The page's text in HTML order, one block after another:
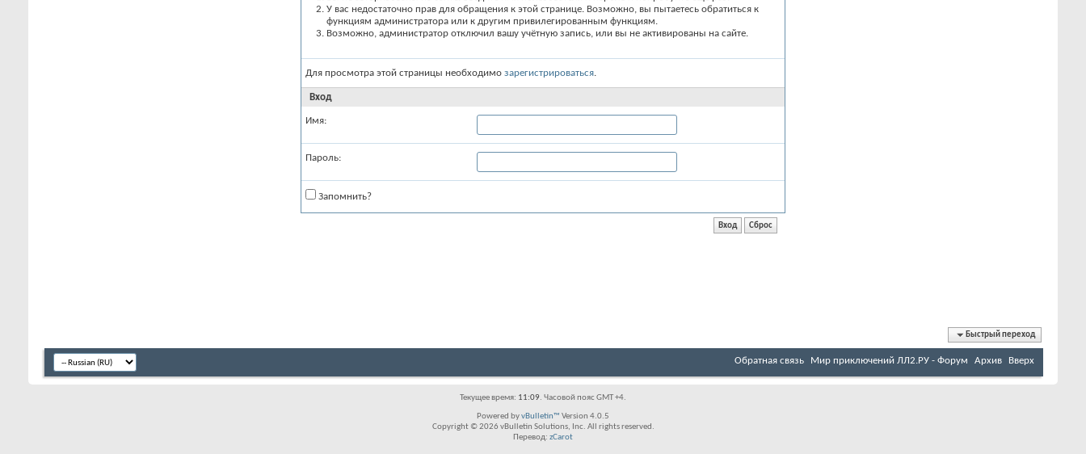
У вас недостаточно прав для обращения к этой странице. Возможно, вы пытаетесь обратиться к
функциям администратора или к другим привилегированным функциям.
Возможно, администратор отключил вашу учётную запись, или вы не активированы на сайте.
Для просмотра этой страницы необходимо зарегистрироваться.
Вход
Имя:
Пароль:
Запомнить?
Быстрый переход
Обратная связь Мир приключений ЛЛ2.РУ - Форум Архив Вверх
Текущее время: 11:09. Часовой пояс GMT +4.
Powered byvBulletin™ Version 4.0.5
Copyright © 2026 vBulletin Solutions, Inc. All rights reserved.
Перевод: zCarot